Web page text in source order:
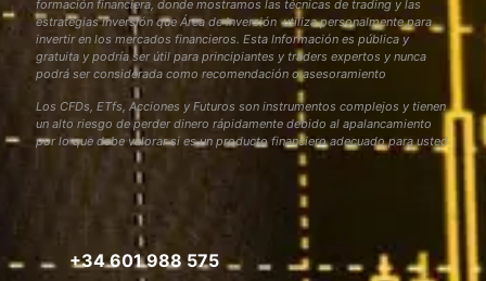
formación financiera, donde mostramos las técnicas de trading y las
estrategias inversión que Área de Inversión utiliza personalmente para
invertir en los mercados financieros. Esta Información es pública y
gratuita y podría ser útil para principiantes y traders expertos y nunca
podrá ser considerada como recomendación o asesoramiento
Los CFDs, ETfs, Acciones y Futuros son instrumentos complejos y tienen
un alto riesgo de perder dinero rápidamente debido al apalancamiento
por lo que debe valorar si es un producto financiero adecuado para usted
+34 601 988 575